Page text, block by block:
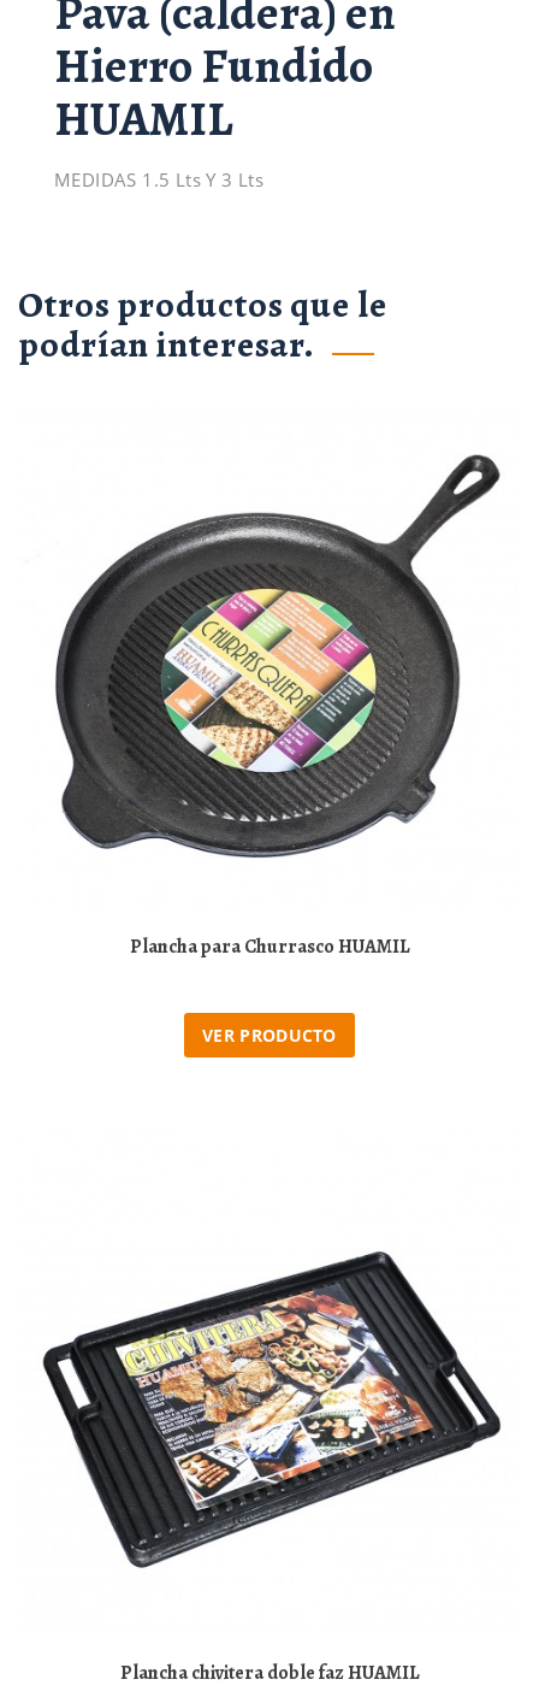
Hierro Fundido
HUAMIL
MEDIDAS 1.5 Lts Y 3 Lts
Otros productos que le
podrían interesar.
Plancha para Churrasco HUAMIL
VER PRODUCTO
Plancha chivitera doble faz HUAMIL